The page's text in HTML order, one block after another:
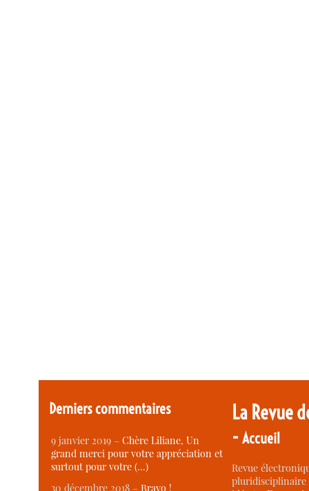
Derniers commentaires
9 janvier 2019 –Chère Liliane, Un
grand merci pour votre appréciation et
surtout pour votre (…)
30 décembre 2018 –Bravo !
La Revue
-Accueil
Revue